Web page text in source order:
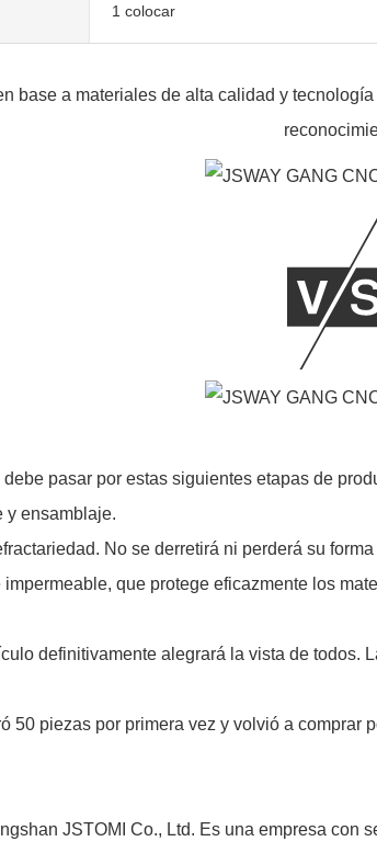
1 colocar
base a materiales de alta calidad y
pasar por estas siguientes etapas de
y ensamblaje.
No se derretirá ni perderá su
que protege eficazmente los
definitivamente alegrará la vista de
50 piezas por primera vez y volvió a
JSTOMI Co., Ltd. Es una empresa con